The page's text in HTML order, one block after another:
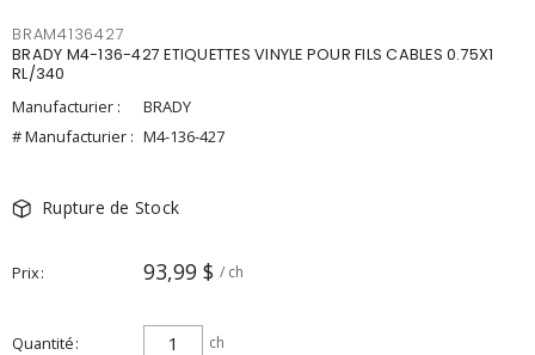
BRAM4136427
BRADY M4-136-427 ETIQUETTES VINYLE POUR FILS CABLES 0.75X1
RL/340
Manufacturier :
BRADY
# Manufacturier : M4-136-427
Rupture de Stock
Prix 93,99 $ / ch
Quantité ch